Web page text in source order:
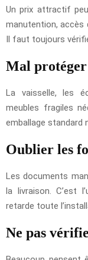
Un prix attractif
manutention, accès
Il faut toujours
Mal protéger
La vaisselle, les
meubles fragiles
emballage standard
Oublier les
Les documents
la livraison. C’est
retarde toute
Ne pas